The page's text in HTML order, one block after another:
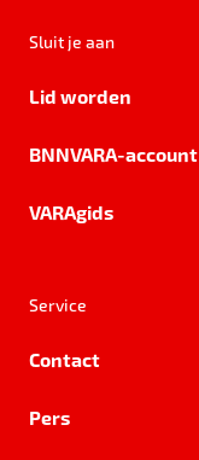
Sluit je aan
Lid worden
BNNVARA-account
VARAgids
Service
Contact
Pers